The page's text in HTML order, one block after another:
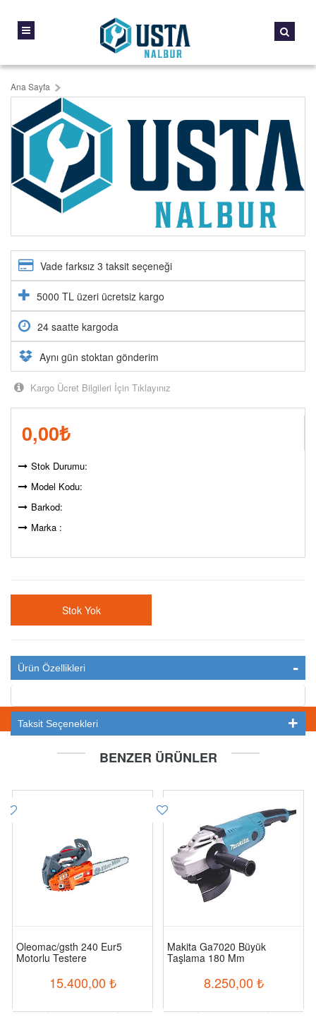
Ana Sayfa
Vade farksız 3 taksit seçeneği
5000 TL üzeri ücretsiz kargo
24 saatte kargoda
Aynı gün stoktan gönderim
Kargo Ücret Bilgileri İçin Tıklayınız
0,00₺
Stok Durumu:
Model Kodu:
Barkod:
Marka :
Stok Yok
Ürün Özellikleri
Taksit Seçenekleri
BENZER ÜRÜNLER
Oleomac/gsth 240 Eur5
Motorlu Testere
15.400,00 ₺
Makita Ga7020 Büyük
Taşlama 180 Mm
8.250,00 ₺